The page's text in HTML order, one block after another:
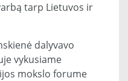
tarp Lietuvos ir
dalyvavo
vykusiame
mokslo forume